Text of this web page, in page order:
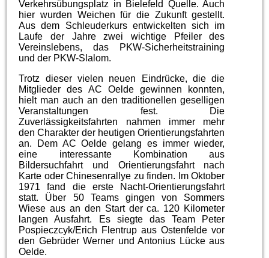
Verkehrsübungsplatz in Bielefeld Quelle. Auch
hier wurden Weichen für die Zukunft gestellt.
Aus dem Schleuderkurs entwickelten sich im
Laufe der Jahre zwei wichtige Pfeiler des
Vereinslebens, das PKW-Sicherheitstraining
und der PKW-Slalom.
Trotz dieser vielen neuen Eindrücke, die die
Mitglieder des AC Oelde gewinnen konnten,
hielt man auch an den traditionellen geselligen
Veranstaltungen fest. Die
Zuverlässigkeitsfahrten nahmen immer mehr
den Charakter der heutigen Orientierungsfahrten
an. Dem AC Oelde gelang es immer wieder,
eine interessante Kombination aus
Bildersuchfahrt und Orientierungsfahrt nach
Karte oder Chinesenrallye zu finden. Im Oktober
1971 fand die erste Nacht-Orientierungsfahrt
statt. Über 50 Teams gingen von Sommers
Wiese aus an den Start der ca. 120 Kilometer
langen Ausfahrt. Es siegte das Team Peter
Pospieczcyk/Erich Flentrup aus Ostenfelde vor
den Gebrüder Werner und Antonius Lücke aus
Oelde.